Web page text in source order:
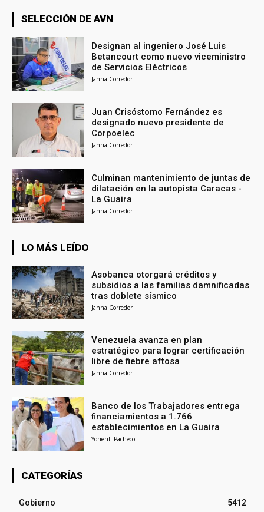
SELECCIÓN DE AVN
Designan al ingeniero José Luis
Betancourt como nuevo viceministro
de Servicios Eléctricos
Janna Corredor
Juan Crisóstomo Fernández es
designado nuevo presidente de
Corpoelec
Janna Corredor
Culminan mantenimiento de juntas de
dilatación en la autopista Caracas -
La Guaira
Janna Corredor
LO MÁS LEÍDO
Asobanca otorgará créditos y
subsidios a las familias damnificadas
tras doblete sísmico
Janna Corredor
Venezuela avanza en plan
estratégico para lograr certificación
libre de fiebre aftosa
Janna Corredor
Banco de los Trabajadores entrega
financiamientos a 1.766
establecimientos en La Guaira
Yohenli Pacheco
CATEGORÍAS
Gobierno
5412